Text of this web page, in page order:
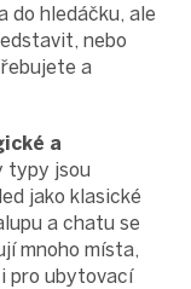
do hledáčku, ale
nebo
a
a
typy jsou
jako klasické
a chatu se
mnoho místa,
pro ubytovací